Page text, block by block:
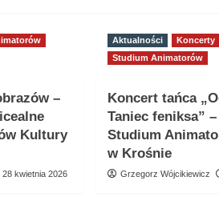
–
Kultury
28 kwietnia 2026
Aktualności Koncerty
Studium Animatorów
Koncert tańca
Taniec feniksa”
Studium
w Krośnie
Grzegorz Wójcikiewicz